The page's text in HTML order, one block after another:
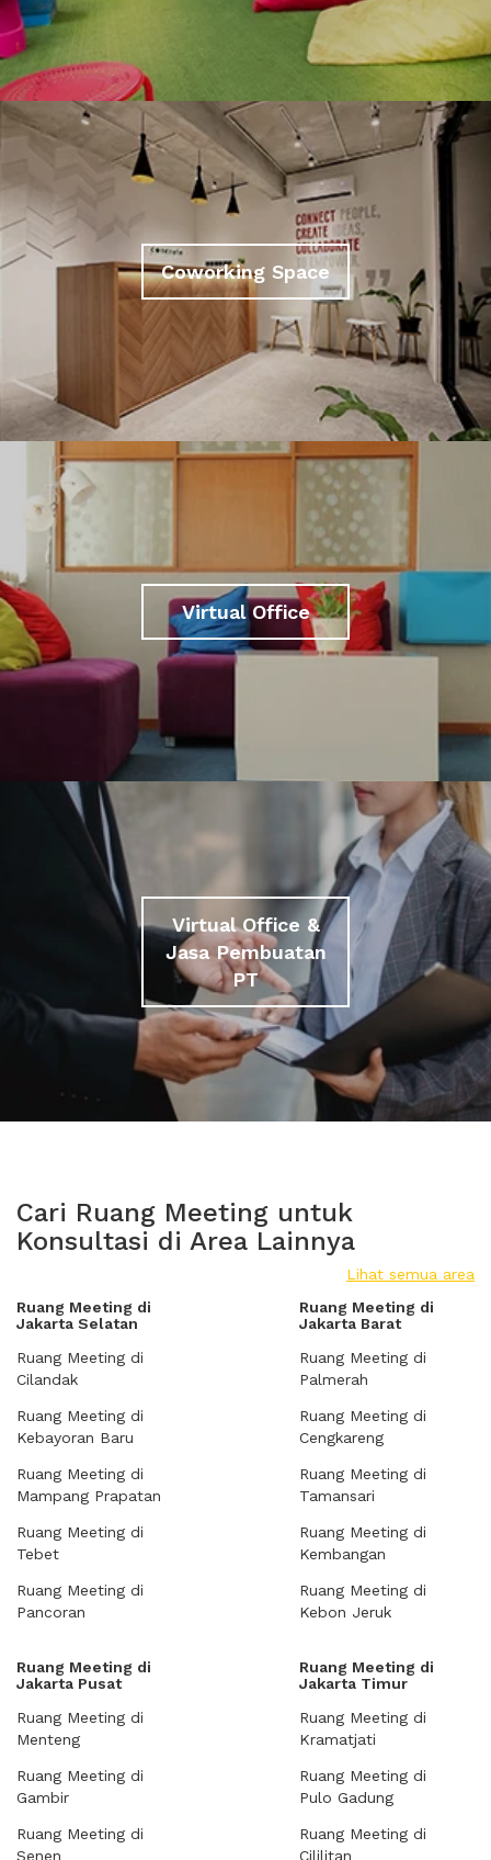
Coworking Space
Virtual Office
Virtual Office &
Jasa Pembuatan
PT
Cari Ruang Meeting untuk
Konsultasi di Area Lainnya
Lihat semua area
Ruang Meeting di
Jakarta Selatan
Ruang Meeting di
Cilandak
Ruang Meeting di
Kebayoran Baru
Ruang Meeting di
Mampang Prapatan
Ruang Meeting di
Tebet
Ruang Meeting di
Pancoran
Ruang Meeting di
Jakarta Barat
Ruang Meeting di
Palmerah
Ruang Meeting di
Cengkareng
Ruang Meeting di
Tamansari
Ruang Meeting di
Kembangan
Ruang Meeting di
Kebon Jeruk
Ruang Meeting di
Jakarta Pusat
Ruang Meeting di
Menteng
Ruang Meeting di
Gambir
Ruang Meeting di
Senen
Ruang Meeting di
Jakarta Timur
Ruang Meeting di
Kramatjati
Ruang Meeting di
Pulo Gadung
Ruang Meeting di
Cililitan